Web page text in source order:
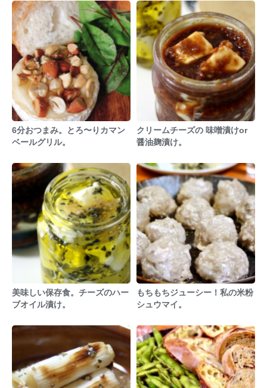
6分おつまみ。とろ〜りカマン
ベールグリル。
クリームチーズの 味噌漬けor
醤油麹漬け。
美味しい保存食。チーズのハー
ブオイル漬け。
もちもちジューシー！私の米粉
シュウマイ。